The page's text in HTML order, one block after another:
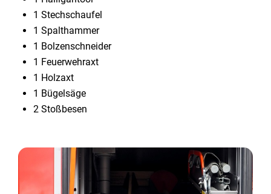
1 Stechschaufel
1 Spalthammer
1 Bolzenschneider
1 Feuerwehraxt
1 Holzaxt
1 Bügelsäge
2 Stoßbesen